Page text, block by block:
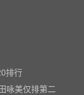
排行
咏美仅排第二